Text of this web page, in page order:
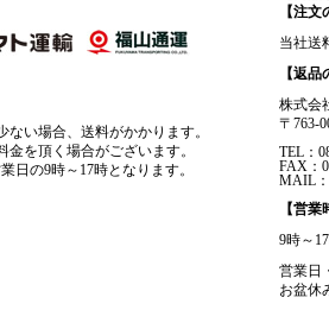
い場合、送料がかかります。
を頂く場合がございます。
日の9時～17時となります。
【注
当社送
【返品
株式会
〒763-
TEL：
FAX：
MAIL：
【営業
9時～
営業日
お盆休